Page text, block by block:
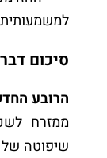
למשמעותית
סיכום
הרובע